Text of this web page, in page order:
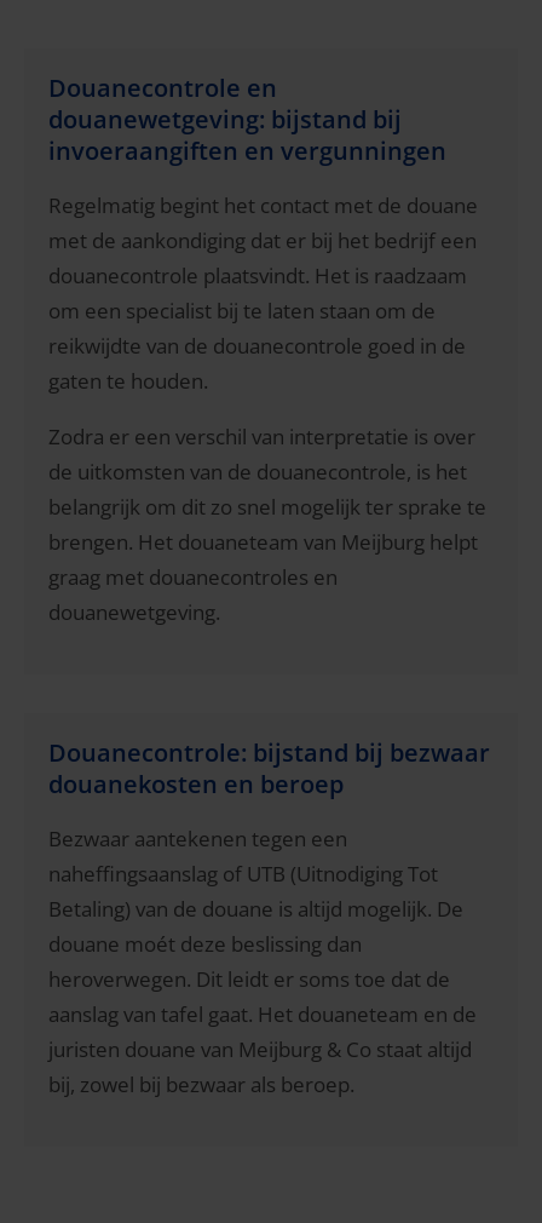
Douanecontrole en
douanewetgeving: bijstand bij
invoeraangiften en vergunningen
Regelmatig begint het contact met de douane
met de aankondiging dat er bij het bedrijf een
douanecontrole plaatsvindt. Het is raadzaam
om een specialist bij te laten staan om de
reikwijdte van de douanecontrole goed in de
gaten te houden.
Zodra er een verschil van interpretatie is over
de uitkomsten van de douanecontrole, is het
belangrijk om dit zo snel mogelijk ter sprake te
brengen. Het douaneteam van Meijburg helpt
graag met douanecontroles en
douanewetgeving.
Douanecontrole: bijstand bij bezwaar
douanekosten en beroep
Bezwaar aantekenen tegen een
naheffingsaanslag of UTB (Uitnodiging Tot
Betaling) van de douane is altijd mogelijk. De
douane moét deze beslissing dan
heroverwegen. Dit leidt er soms toe dat de
aanslag van tafel gaat. Het douaneteam en de
juristen douane van Meijburg & Co staat altijd
bij, zowel bij bezwaar als beroep.